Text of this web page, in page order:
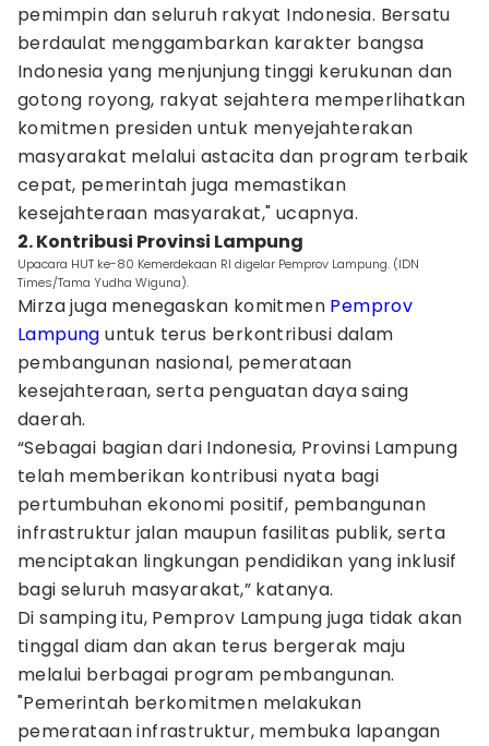
pemimpin dan seluruh rakyat Indonesia. Bersatu
berdaulat menggambarkan karakter bangsa
Indonesia yang menjunjung tinggi kerukunan dan
gotong royong, rakyat sejahtera memperlihatkan
komitmen presiden untuk menyejahterakan
masyarakat melalui astacita dan program terbaik
cepat, pemerintah juga memastikan
kesejahteraan masyarakat," ucapnya.
2. Kontribusi Provinsi Lampung
Upacara HUT ke-80 Kemerdekaan RI digelar Pemprov Lampung. (IDN
Times/Tama Yudha Wiguna).
Mirza juga menegaskan komitmen Pemprov
Lampung untuk terus berkontribusi dalam
pembangunan nasional, pemerataan
kesejahteraan, serta penguatan daya saing
daerah.
“Sebagai bagian dari Indonesia, Provinsi Lampung
telah memberikan kontribusi nyata bagi
pertumbuhan ekonomi positif, pembangunan
infrastruktur jalan maupun fasilitas publik, serta
menciptakan lingkungan pendidikan yang inklusif
bagi seluruh masyarakat,” katanya.
Di samping itu, Pemprov Lampung juga tidak akan
tinggal diam dan akan terus bergerak maju
melalui berbagai program pembangunan.
"Pemerintah berkomitmen melakukan
pemerataan infrastruktur, membuka lapangan